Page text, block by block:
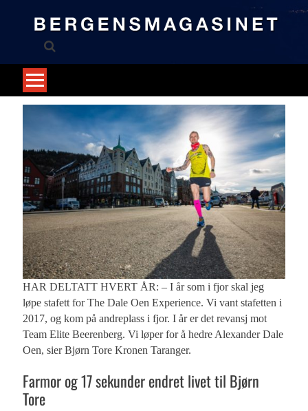
HAR DELTATT HVERT ÅR: – I år som i fjor skal jeg
løpe stafett for The Dale Oen Experience. Vi vant stafetten i
2017, og kom på andreplass i fjor. I år er det revansj mot
Team Elite Beerenberg. Vi løper for å hedre Alexander Dale
Oen, sier Bjørn Tore Kronen Taranger.
Farmor og 17 sekunder endret livet til Bjørn
Tore